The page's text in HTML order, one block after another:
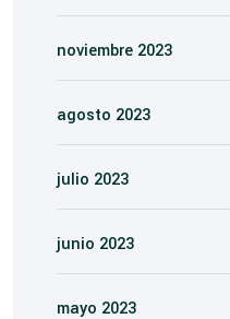
noviembre 2023
agosto 2023
julio 2023
junio 2023
mayo 2023